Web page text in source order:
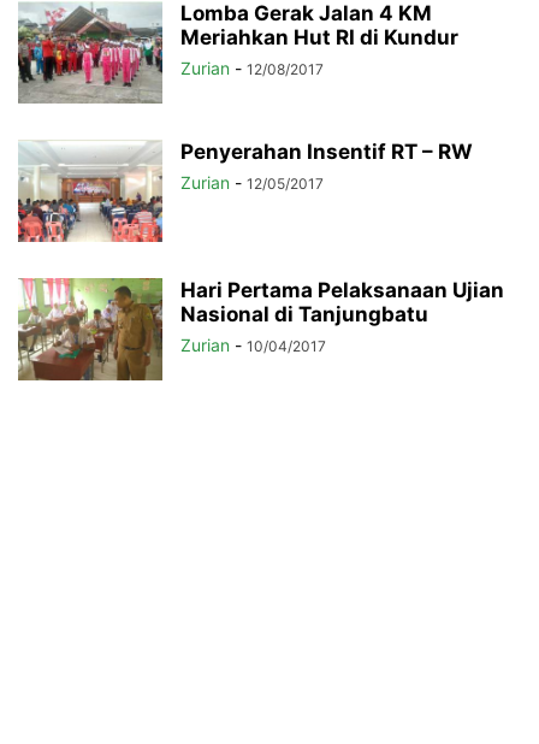
Lomba Gerak Jalan 4 KM
Meriahkan Hut RI di Kundur
Zurian - 12/08/2017
Penyerahan Insentif RT – RW
Zurian - 12/05/2017
Hari Pertama Pelaksanaan Ujian
Nasional di Tanjungbatu
Zurian - 10/04/2017